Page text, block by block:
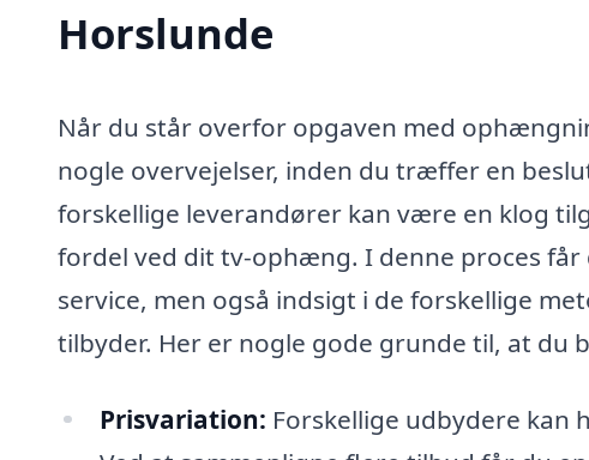
Horslunde
Når du står overfor opgaven med
nogle overvejelser, inden du træffer en
forskellige leverandører kan være en klog
fordel ved dit tv-ophæng. I denne proces
service, men også indsigt i de forskellige
tilbyder. Her er nogle gode grunde til, at du
Prisvariation: Forskellige udbydere kan